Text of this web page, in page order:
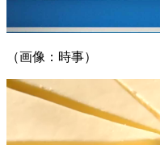
（画像：時事）